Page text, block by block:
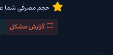
حجم مصرفی شما
گزارش مشکل